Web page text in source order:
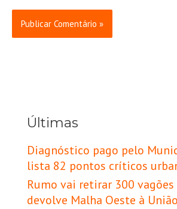
Últimas
Diagnóstico pago pelo
lista 82 pontos críticos
Rumo vai retirar 300 vagões
devolve Malha Oeste à